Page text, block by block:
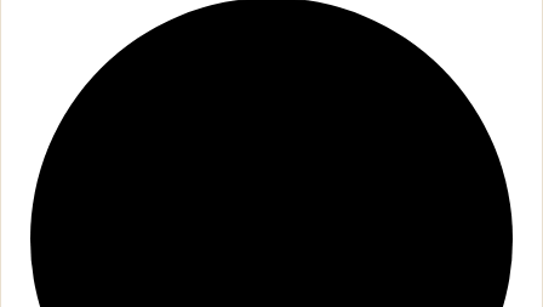
インフォメーション
お知らせ
オフィシャルSNS
Facebook